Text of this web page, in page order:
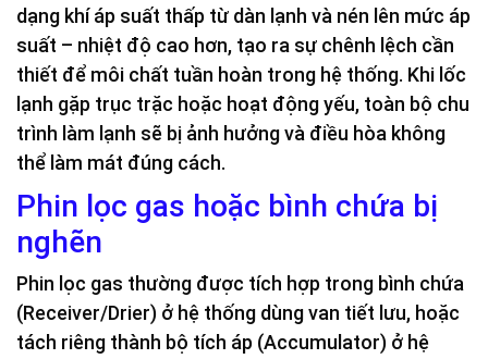
dạng khí áp suất thấp từ dàn lạnh và nén lên mức áp
suất – nhiệt độ cao hơn, tạo ra sự chênh lệch cần
thiết để môi chất tuần hoàn trong hệ thống. Khi lốc
lạnh gặp trục trặc hoặc hoạt động yếu, toàn bộ chu
trình làm lạnh sẽ bị ảnh hưởng và điều hòa không
thể làm mát đúng cách.
Phin lọc gas hoặc bình chứa bị
nghẽn
Phin lọc gas thường được tích hợp trong bình chứa
(Receiver/Drier) ở hệ thống dùng van tiết lưu, hoặc
tách riêng thành bộ tích áp (Accumulator) ở hệ